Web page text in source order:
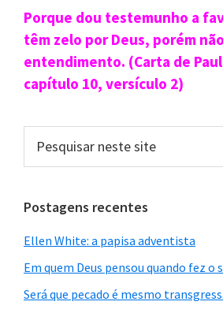
Sidebar
primária
Porque dou testemunho a
têm zelo por Deus, porém
entendimento. (Carta de
capítulo 10, versículo 2)
neste
Postagens recentes
Ellen White: a papisa adventista
Em quem Deus pensou quando fez o
Será que pecado é mesmo